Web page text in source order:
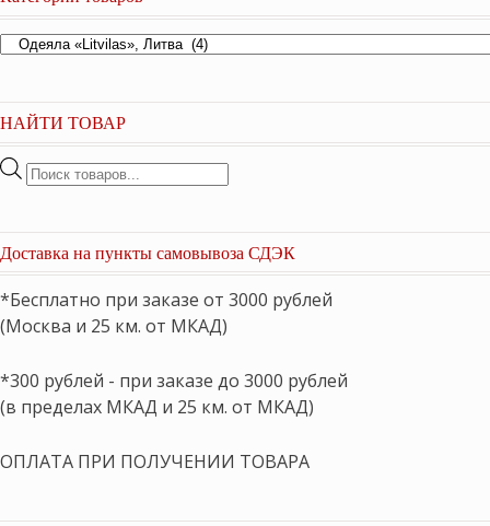
НАЙТИ ТОВАР
Поиск
Доставка на пункты самовывоза СДЭК
*Бесплатно при заказе от 3000 рублей
(Москва и 25 км. от МКАД)
*300 рублей - при заказе до 3000 рублей
(в пределах МКАД и 25 км. от МКАД)
ОПЛАТА ПРИ ПОЛУЧЕНИИ ТОВАРА